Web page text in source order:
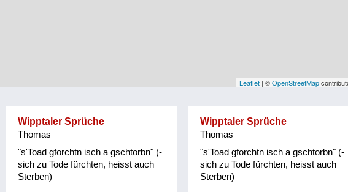
Leaflet | ©OpenStreetMap
Wipptaler Sprüche
Thomas
"s'Toad gforchtn isch a gschtorbn" (-
sich zu Tode fürchten, heisst auch
Sterben)
Wipptaler Sprüche
Thomas
"s'Toad gforchtn isch a gschtorbn" (-
sich zu Tode fürchten, heisst auch
Sterben)